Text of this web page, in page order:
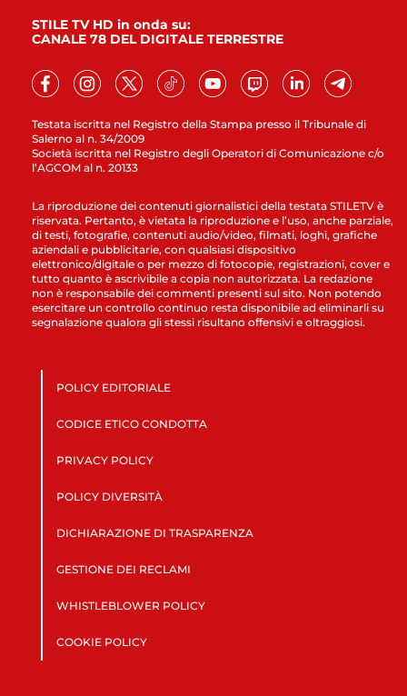
Testata iscritta nel Registro della Stampa presso il Tribunale di
Salerno al n. 34/2009
Società iscritta nel Registro degli Operatori di Comunicazione c/o
l’AGCOM al n. 20133
STILE TV HD in onda su:
CANALE 78 DEL DIGITALE TERRESTRE
La riproduzione dei contenuti giornalistici della testata STILETV è
riservata. Pertanto, è vietata la riproduzione e l’uso, anche parziale,
di testi, fotografie, contenuti audio/video, filmati, loghi, grafiche
aziendali e pubblicitarie, con qualsiasi dispositivo
elettronico/digitale o per mezzo di fotocopie, registrazioni, cover e
tutto quanto è ascrivibile a copia non autorizzata. La redazione
non è responsabile dei commenti presenti sul sito. Non potendo
esercitare un controllo continuo resta disponibile ad eliminarli su
segnalazione qualora gli stessi risultano offensivi e oltraggiosi.
POLICY EDITORIALE
CODICE ETICO CONDOTTA
PRIVACY POLICY
POLICY DIVERSITÀ
DICHIARAZIONE DI TRASPARENZA
GESTIONE DEI RECLAMI
WHISTLEBLOWER POLICY
COOKIE POLICY